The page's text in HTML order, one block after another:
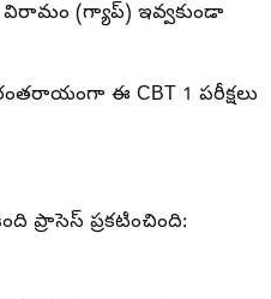
విరామం (గ్యాప్) ఇవ్వకుండా
ఈ CBT 1 పరీక్షలు
ప్రాసెస్ ప్రకటించింది: